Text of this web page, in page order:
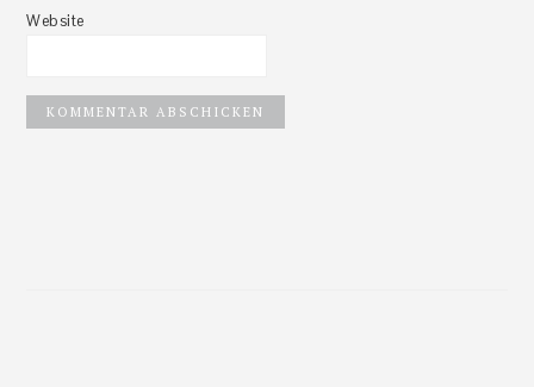
Website